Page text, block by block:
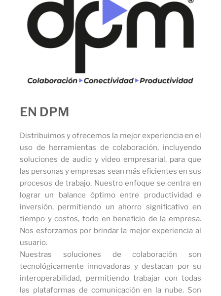
EN DPM
Distribuimos y ofrecemos la mejor experiencia en el
uso de herramientas de colaboración, incluyendo
soluciones de audio y video empresarial, para que
las personas y empresas sean más eficientes en sus
procesos de trabajo. Nuestro enfoque se centra en
lograr un balance óptimo entre productividad e
inversión, permitiendo un ahorro significativo en
tiempo y costos, todo en beneficio de la empresa.
Nos esforzamos por brindar la mejor experiencia al
usuario.
Nuestras soluciones de colaboración son
tecnológicamente innovadoras y destacan por su
interoperabilidad, permitiendo trabajar con todas
las plataformas de comunicación en la nube. Son